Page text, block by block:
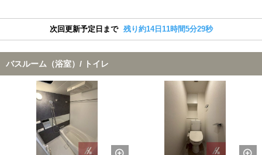
次回更新予定日まで 残り約14日11時間5分28秒
バスルーム（浴室）/ トイレ